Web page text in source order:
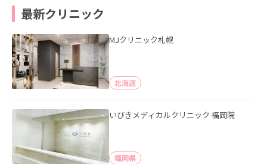
最新クリニック
MJクリニック札幌
北海道
いびきメディカルクリニック 福岡院
福岡県